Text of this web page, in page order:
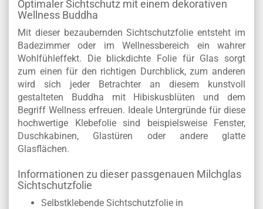
Optimaler Sichtschutz mit einem dekorativen
Wellness Buddha
Mit dieser bezaubernden Sichtschutzfolie entsteht im
Badezimmer oder im Wellnessbereich ein wahrer
Wohlfühleffekt. Die blickdichte Folie für Glas sorgt
zum einen für den richtigen Durchblick, zum anderen
wird sich jeder Betrachter an diesem kunstvoll
gestalteten Buddha mit Hibiskusblüten und dem
Begriff Wellness erfreuen. Ideale Untergründe für diese
hochwertige Klebefolie sind beispielsweise Fenster,
Duschkabinen, Glastüren oder andere glatte
Glasflächen.
Informationen zu dieser passgenauen Milchglas
Sichtschutzfolie
Selbstklebende Sichtschutzfolie in